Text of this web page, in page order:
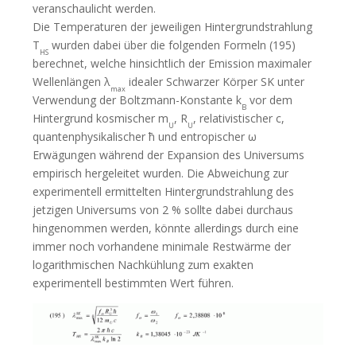
veranschaulicht werden.
Die Temperaturen der jeweiligen Hintergrundstrahlung
THS wurden dabei über die folgenden Formeln (195)
berechnet, welche hinsichtlich der Emission maximaler
Wellenlängen λmax idealer Schwarzer Körper SK unter
Verwendung der Boltzmann-Konstante kB vor dem
Hintergrund kosmischer mU, RU, relativistischer c,
quantenphysikalischer ћ und entropischer ω
Erwägungen während der Expansion des Universums
empirisch hergeleitet wurden. Die Abweichung zur
experimentell ermittelten Hintergrundstrahlung des
jetzigen Universums von 2 % sollte dabei durchaus
hingenommen werden, könnte allerdings durch eine
immer noch vorhandene minimale Restwärme der
logarithmischen Nachkühlung zum exakten
experimentell bestimmten Wert führen.